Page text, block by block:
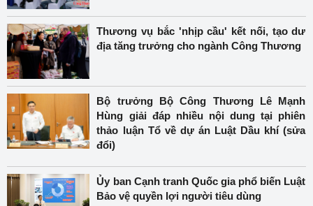
Thương vụ bắc 'nhịp cầu' kết nối, tạo dư
địa tăng trưởng cho ngành Công Thương
Bộ trưởng Bộ Công Thương Lê Mạnh
Hùng giải đáp nhiều nội dung tại phiên
thảo luận Tổ về dự án Luật Dầu khí (sửa
đổi)
Ủy ban Cạnh tranh Quốc gia phổ biến Luật
Bảo vệ quyền lợi người tiêu dùng